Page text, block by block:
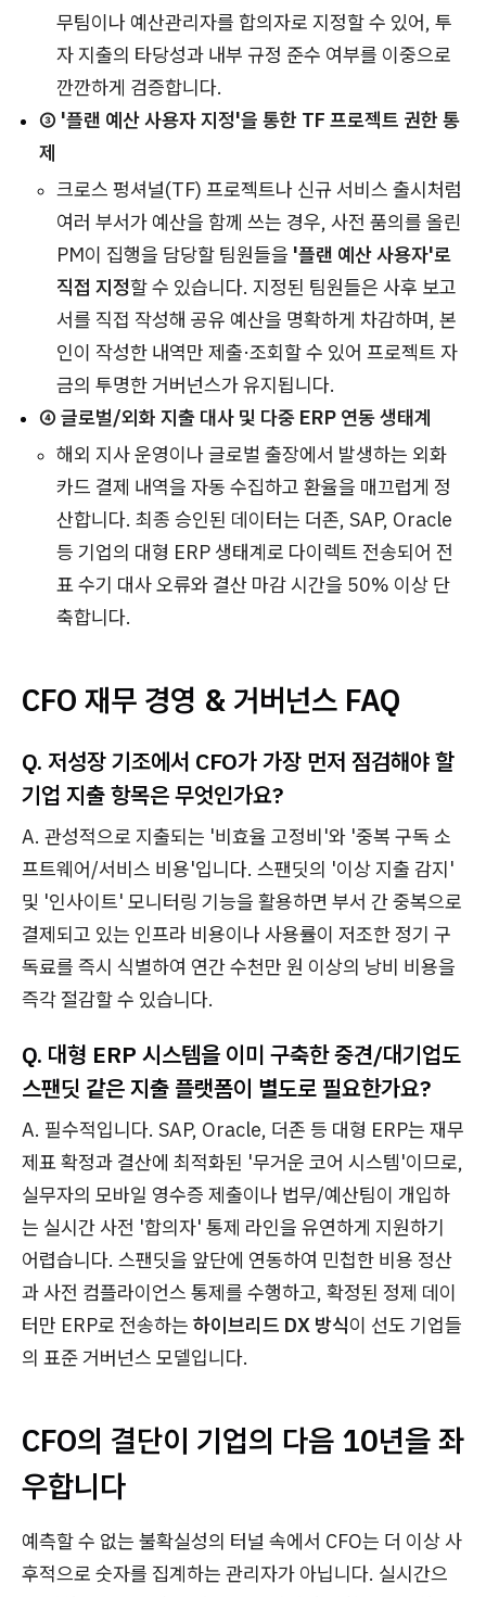
무팀이나 예산관리자를 합의자로 지정할 수 있어, 투
자 지출의 타당성과 내부 규정 준수 여부를 이중으로
깐깐하게 검증합니다.
③ '플랜 예산 사용자 지정'을 통한 TF 프로젝트 권한 통
제
크로스 펑셔널(TF) 프로젝트나 신규 서비스 출시처럼
여러 부서가 예산을 함께 쓰는 경우, 사전 품의를 올린
PM이 집행을 담당할 팀원들을 '플랜 예산 사용자'로
직접 지정할 수 있습니다. 지정된 팀원들은 사후 보고
서를 직접 작성해 공유 예산을 명확하게 차감하며, 본
인이 작성한 내역만 제출·조회할 수 있어 프로젝트 자
금의 투명한 거버넌스가 유지됩니다.
④ 글로벌/외화 지출 대사 및 다중 ERP 연동 생태계
해외 지사 운영이나 글로벌 출장에서 발생하는 외화
카드 결제 내역을 자동 수집하고 환율을 매끄럽게 정
산합니다. 최종 승인된 데이터는 더존, SAP, Oracle
등 기업의 대형 ERP 생태계로 다이렉트 전송되어 전
표 수기 대사 오류와 결산 마감 시간을 50% 이상 단
축합니다.
CFO 재무 경영 & 거버넌스 FAQ
Q. 저성장 기조에서 CFO가 가장 먼저 점검해야 할
기업 지출 항목은 무엇인가요?
A. 관성적으로 지출되는 '비효율 고정비'와 '중복 구독 소
프트웨어/서비스 비용'입니다. 스팬딧의 '이상 지출 감지'
및 '인사이트' 모니터링 기능을 활용하면 부서 간 중복으로
결제되고 있는 인프라 비용이나 사용률이 저조한 정기 구
독료를 즉시 식별하여 연간 수천만 원 이상의 낭비 비용을
즉각 절감할 수 있습니다.
Q. 대형 ERP 시스템을 이미 구축한 중견/대기업도
스팬딧 같은 지출 플랫폼이 별도로 필요한가요?
A. 필수적입니다. SAP, Oracle, 더존 등 대형 ERP는 재무
제표 확정과 결산에 최적화된 '무거운 코어 시스템'이므로,
실무자의 모바일 영수증 제출이나 법무/예산팀이 개입하
는 실시간 사전 '합의자' 통제 라인을 유연하게 지원하기
어렵습니다. 스팬딧을 앞단에 연동하여 민첩한 비용 정산
과 사전 컴플라이언스 통제를 수행하고, 확정된 정제 데이
터만 ERP로 전송하는 하이브리드 DX 방식이 선도 기업들
의 표준 거버넌스 모델입니다.
CFO의 결단이 기업의 다음 10년을 좌
우합니다
예측할 수 없는 불확실성의 터널 속에서 CFO는 더 이상 사
후적으로 숫자를 집계하는 관리자가 아닙니다. 실시간으